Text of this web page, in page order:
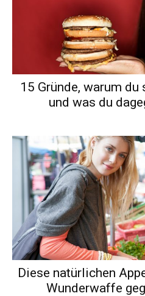
15 Gründe, warum
und was du
Diese natürlichen
Wunderwaffe